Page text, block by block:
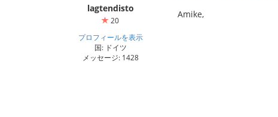
lagtendisto
20
プロフィールを表示
国: ドイツ
メッセージ: 1428
Amike,